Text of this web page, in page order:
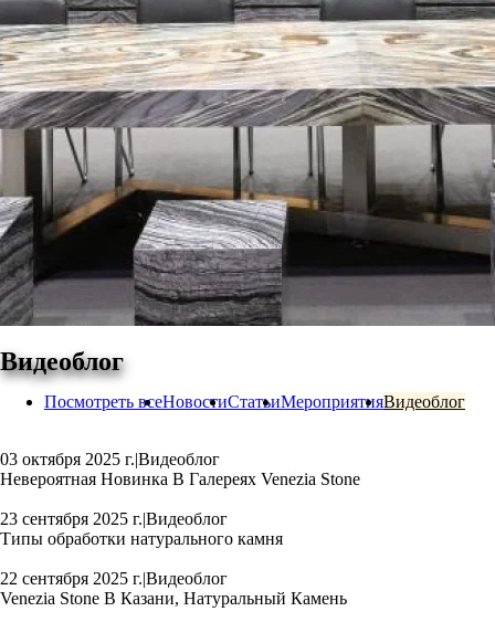
Видеоблог
Посмотреть всеНовостиСтатьиМероприятияВидеоблог
03 октября 2025 г.|Видеоблог
Невероятная Новинка В Галереях Venezia Stone
23 сентября 2025 г.|Видеоблог
Типы обработки натурального камня
22 сентября 2025 г.|Видеоблог
Venezia Stone В Казани, Натуральный Камень